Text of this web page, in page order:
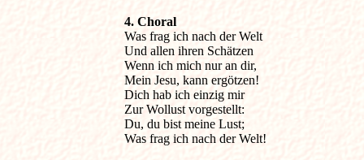
4. Choral
Was frag ich nach der Welt
Und allen ihren Schätzen
Wenn ich mich nur an dir,
Mein Jesu, kann ergötzen!
Dich hab ich einzig mir
Zur Wollust vorgestellt:
Du, du bist meine Lust;
Was frag ich nach der Welt!